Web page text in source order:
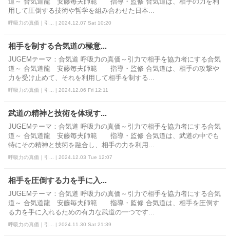
用して圧倒する技術や哲学を組み合わせた日本...
呼吸力の真価｜引... | 2024.12.07 Sat 10:20
相手を制する合気道の極意...
JUGEMテーマ：合気道 呼吸力の真価～引力で相手を協力者にする合気
道～ 合気道龍 安藤毎夫師範 指導・監修 合気道は、相手の攻撃や
力を受け止めて、それを利用して相手を制する...
呼吸力の真価｜引... | 2024.12.06 Fri 12:11
武道の精神と技術を体現す...
JUGEMテーマ：合気道 呼吸力の真価～引力で相手を協力者にする合気
道～ 合気道龍 安藤毎夫師範 指導・監修 合気道は、武道の中でも
特にその精神と技術を融合し、相手の力を利用...
呼吸力の真価｜引... | 2024.12.03 Tue 12:07
相手を圧倒する力を手に入...
JUGEMテーマ：合気道 呼吸力の真価～引力で相手を協力者にする合気
道～ 合気道龍 安藤毎夫師範 指導・監修 合気道は、相手を圧倒す
る力を手に入れるための有力な武道の一つです...
呼吸力の真価｜引... | 2024.11.30 Sat 21:39